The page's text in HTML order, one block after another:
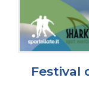
Festival